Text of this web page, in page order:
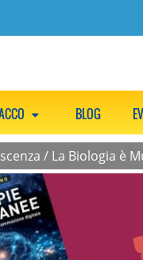
BLOG
/ La Biologia è